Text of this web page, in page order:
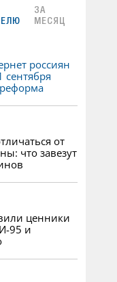
ЗА
МЕСЯЦ
россиян
сентября
от
что завезут
ценники
95 и